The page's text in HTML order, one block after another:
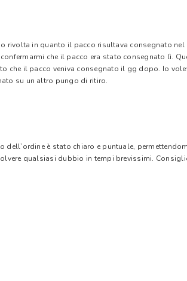
rivolta in quanto il pacco risultava consegnato
che il pacco era stato consegnato lì.
che il pacco veniva consegnato il gg dopo. Io
su un altro pungo di ritiro.
è stato chiaro e puntuale,
qualsiasi dubbio in tempi brevissimi.